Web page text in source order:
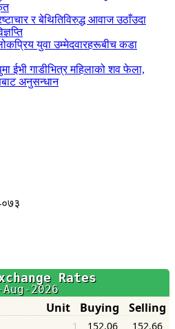
र बेथितिविरुद्ध आवाज उठाँउदा
युवा उम्मेदवारहरूबीच कडा
ईभी गाडीभित्र महिलाको शव फेला,
अनुसन्धान